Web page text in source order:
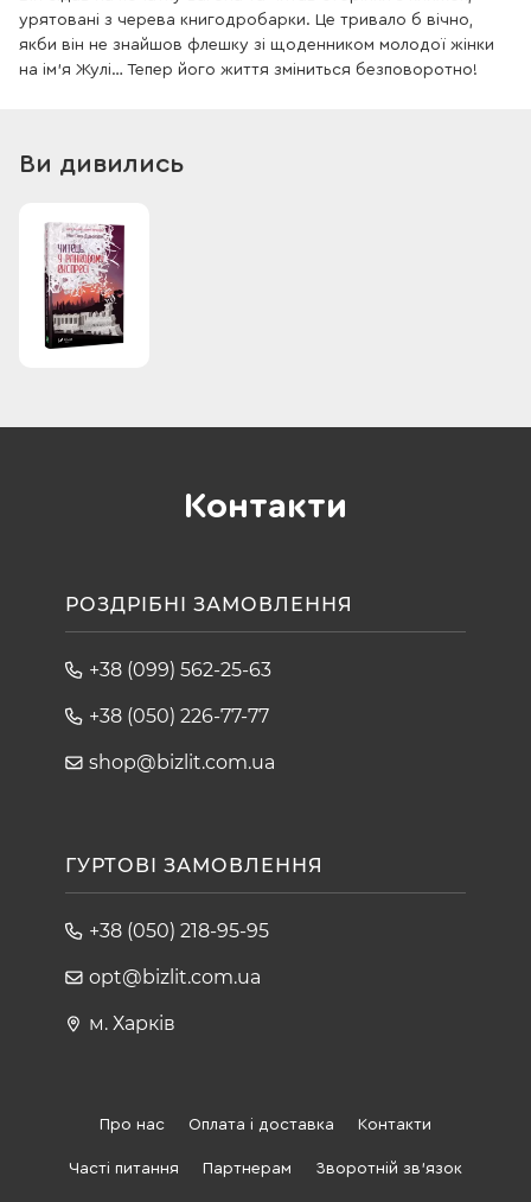
урятовані з черева книгодробарки. Це тривало б вічно,
якби він не знайшов флешку зі щоденником молодої жінки
на ім’я Жулі… Тепер його життя зміниться безповоротно!
Ви дивились
Контакти
РОЗДРІБНІ ЗАМОВЛЕННЯ
+38 (099) 562-25-63
+38 (050) 226-77-77
shop@bizlit.com.ua
ГУРТОВІ ЗАМОВЛЕННЯ
+38 (050) 218-95-95
opt@bizlit.com.ua
м. Харків
Про нас Оплата і доставка Контакти
Часті питання Партнерам Зворотній зв'язок